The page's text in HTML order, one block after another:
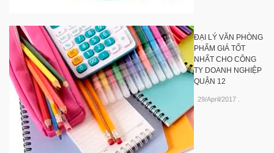
ĐẠI LÝ VĂN PHÒNG
PHẨM GIÁ TỐT
NHẤT CHO CÔNG
TY DOANH NGHIỆP
QUẬN 12
29/April/2017